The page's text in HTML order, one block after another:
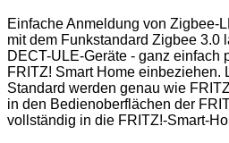
Einfache Anmeldung von Zigbee-
mit dem Funkstandard Zigbee 3.0
DECT-ULE-Geräte - ganz einfach
FRITZ! Smart Home einbeziehen.
Standard werden genau wie
in den Bedienoberflächen der
vollständig in die FRITZ!-Smart-